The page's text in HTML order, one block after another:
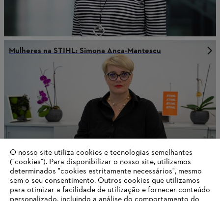
Mulheres na STIHL: Simona Anca-Mantescu
Mulheres na STIHL: Paula Garcia-Gutierrez
O nosso site utiliza cookies e tecnologias semelhantes
("cookies"). Para disponibilizar o nosso site, utilizamos
determinados "cookies estritamente necessários", mesmo
sem o seu consentimento. Outros cookies que utilizamos
para otimizar a facilidade de utilização e fornecer conteúdo